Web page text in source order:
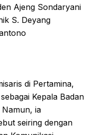
Ajeng Sondaryani
S. Deyang
di Pertamina,
Kepala Badan
Namun, ia
seiring dengan